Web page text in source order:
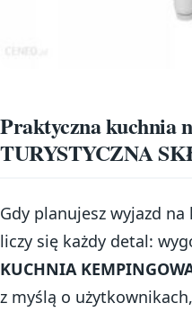
Praktyczna kuchnia
TURYSTYCZNA
Gdy planujesz wyjazd
liczy się każdy detal:
KUCHNIA
z myślą o